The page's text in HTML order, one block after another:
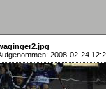
2008-02-24